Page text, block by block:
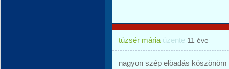
tüzsér mária üzente 11 éve
nagyon szép elöadás köszönöm